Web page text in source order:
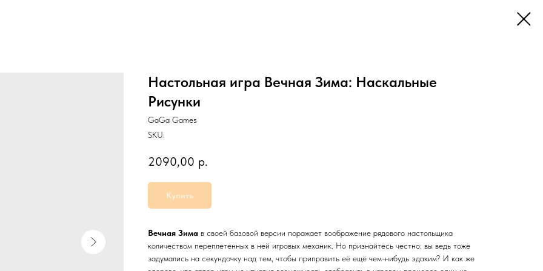
Настольная игра Вечная Зима: Наскальные
Рисунки
GaGa Games
SKU:
2090,00 р.
Купить
Вечная Зима в своей базовой версии поражает воображение рядового настольщика
количеством переплетенных в ней игровых механик. Но признайтесь честно: вы ведь тоже
задумались на секундочку над тем, чтобы приправить её ещё чем-нибудь эдаким? И как же